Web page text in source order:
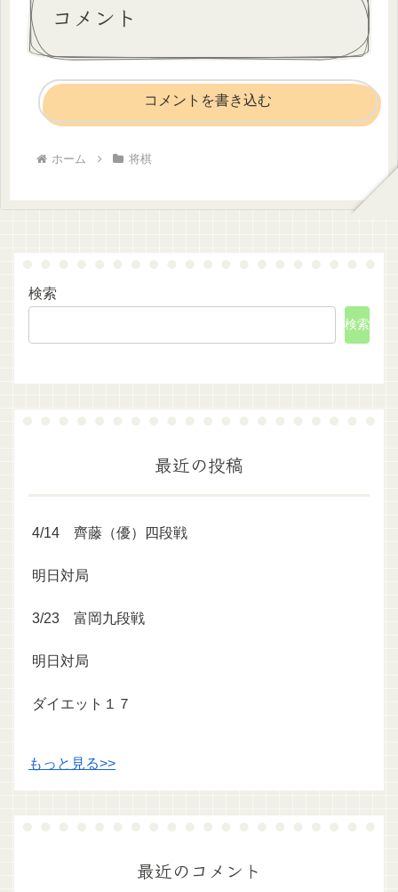
コメント
コメントを書き込む
ホーム 将棋
検索
検索
最近の投稿
4/14 齊藤（優）四段戦
明日対局
3/23 富岡九段戦
明日対局
ダイエット１７
もっと見る>>
最近のコメント